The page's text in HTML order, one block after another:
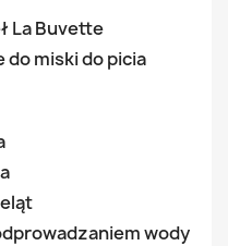
La Buvette
miski do picia
wody